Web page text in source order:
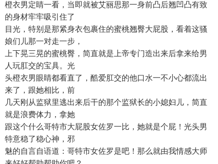
橙衣男定睛一看，当即就被艾丽思那一身前凸后翘凹凸有致
的身材牢牢吸引住了
目光，特别是那紧身衣包裹住的蜜桃翘臀大屁股，看着这骚
娘们儿那一对走一步，
上下晃三晃的蜜桃臀，简直就是上帝专门造出来后拿来给男
人玩肛交的宝具。光
头橙衣男眼睛都看直了，酷爱肛交的他口水一不小心都流出
来了，跟她相比，前
几天刚从监狱里逃出来后干的那个监狱长的小媳妇儿，简直
就是浪费体力，拿她
跟这个什么哥特市大屁股女佐罗一比，她就是个屁！光头男
特意稳了稳心神，邪
魅的自言自语道：哥特市女佐罗是吧！那么就由我情感大师